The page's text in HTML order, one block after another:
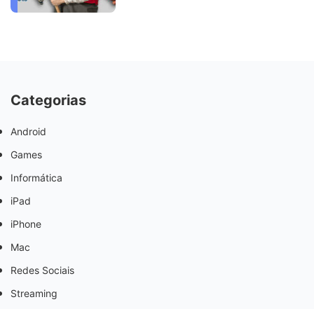
Categorias
Android
Games
Informática
iPad
iPhone
Mac
Redes Sociais
Streaming